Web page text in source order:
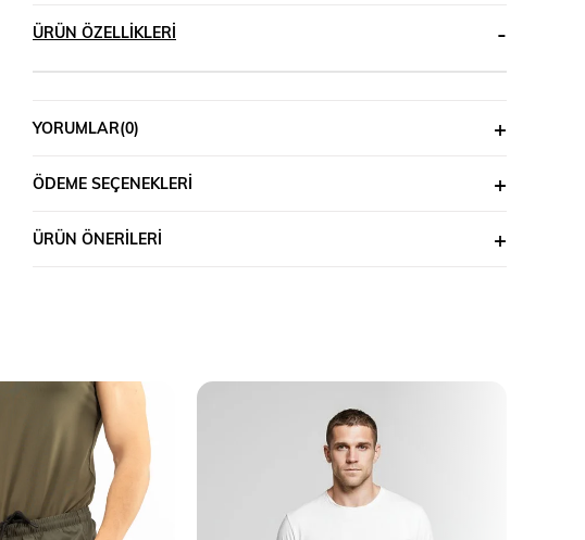
ÜRÜN ÖZELLIKLERI
YORUMLAR(0)
ÖDEME SEÇENEKLERI
ÜRÜN ÖNERILERI